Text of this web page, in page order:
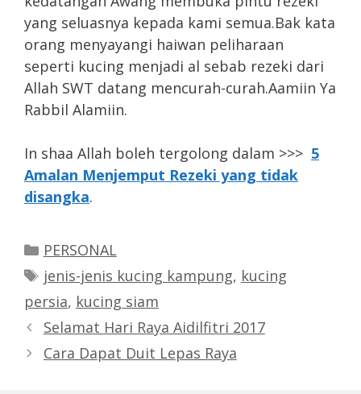
yang seluasnya kepada kami semua.Bak kata
orang menyayangi haiwan peliharaan
seperti kucing menjadi al sebab rezeki dari
Allah SWT datang mencurah-curah.Aamiin Ya
Rabbil Alamiin.
In shaa Allah boleh tergolong dalam >>> 5
Amalan Menjemput Rezeki yang tidak
disangka.
Categories
PERSONAL
Tags
jenis-jenis kucing kampung, kucing
persia, kucing siam
Selamat Hari Raya Aidilfitri 2017
Cara Dapat Duit Lepas Raya